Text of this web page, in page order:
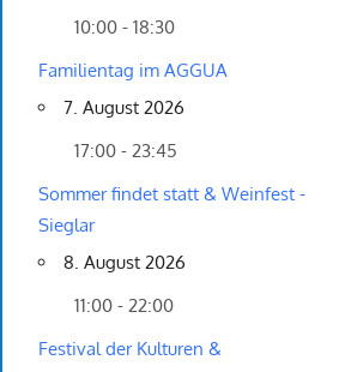
10:00 - 18:30
Familientag im AGGUA
7. August 2026
17:00 - 23:45
Sommer findet statt & Weinfest -
Sieglar
8. August 2026
11:00 - 22:00
Festival der Kulturen &